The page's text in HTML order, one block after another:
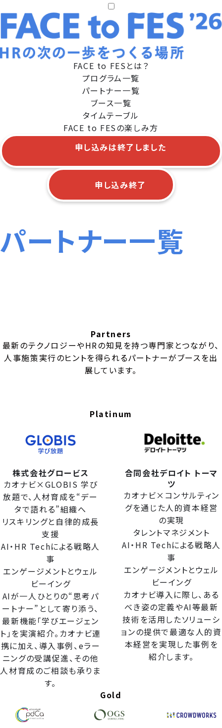
FACE to FESとは？
プログラム一覧
パートナー一覧
ブース一覧
タイムテーブル
FACE to FESの楽しみ方
申し込みは終了しました
申し込み終了
パートナー一覧
Partners
最新のテクノロジーやHRの知見を持つ専門家とつながり、
人事施策実行のヒントを得られるパートナーがブースを出
展しています。
Platinum
株式会社グロービス
カオナビ×GLOBIS 学び
放題で、人材育成を“デー
タで語れる”組織へ
リスキリングと自律的成長
支援
AI・HR Techによる戦略人
事
エンゲージメントとウェル
ビーイング
AIが一人ひとりの“思考パ
ートナー”として寄り添う、
最新機能「学びエージェン
ト」を実演紹介。カオナビ連
携に加え、導入事例、eラー
ニングの受講促進、その他
人材育成のご相談も承りま
す。
合同会社デロイト トーマ
ツ
カオナビ×コンサルティン
グを通じた人的資本経営
の実現
タレントマネジメント
AI・HR Techによる戦略人
事
エンゲージメントとウェル
ビーイング
カオナビ導入に際し、ある
べき姿の定義やAI等最新
技術を活用したソリューシ
ョンの提供で最適な人的資
本経営を実現した事例を
紹介します。
Gold